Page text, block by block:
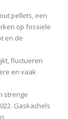
pellets, een
op fossiele
en de
fluctueren
en vaak
strenge
Gaskachels